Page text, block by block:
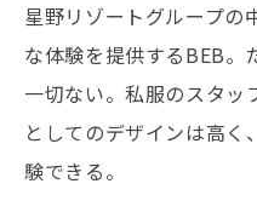
星野リゾートグループの
な体験を提供するBEB。
一切ない。私服のスタッ
としてのデザインは高
験できる。